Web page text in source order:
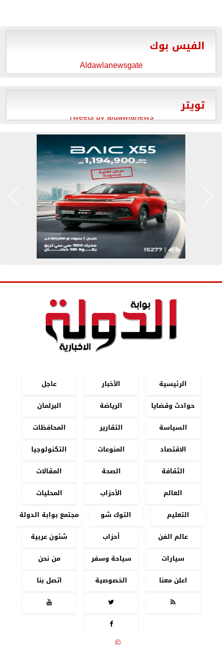
الفيس بوك
Aldawlanewsgate
تويتر
Tweets by aldawlanews
الرئيسية الأخبار
عاجل
حوادث وقضايا
الرياضة
البرلمان
السياسة
التقارير
المحافظات
الاقتصاد
المنوعات
التكنولوجيا
الثقافة
الصحة
المقالات
العالم
الأحزاب
المحليات
التعليم
التوك شو
مجتمع بوابة الدولة
عالم الفن
أحزاب
شئون عربية
سيارات
سياحة وسفر
من نحن
اعلن معنا
الخصوصية
اتصل بنا



